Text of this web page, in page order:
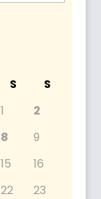
S
S
1
2
8
9
15
16
22
23